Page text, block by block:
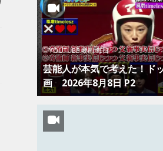
YOUTUBE 動画 毎日
芸能人が本気で考えた！ド
画 2026年8月8日 P2